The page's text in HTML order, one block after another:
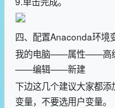
四、配置Anaconda环境
我的电脑——属性——高
——编辑——新建
下边这几个建议大家都
变量，不要选用户变量。